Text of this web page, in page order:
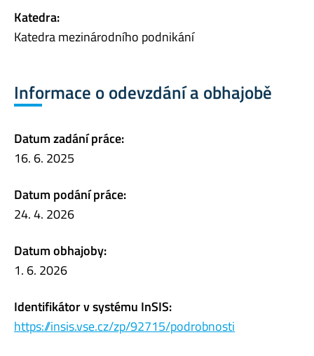
Katedra:
Katedra mezinárodního podnikání
Informace o odevzdání a obhajobě
Datum zadání práce:
16. 6. 2025
Datum podání práce:
24. 4. 2026
Datum obhajoby:
1. 6. 2026
Identifikátor v systému InSIS:
https://insis.vse.cz/zp/92715/podrobnosti